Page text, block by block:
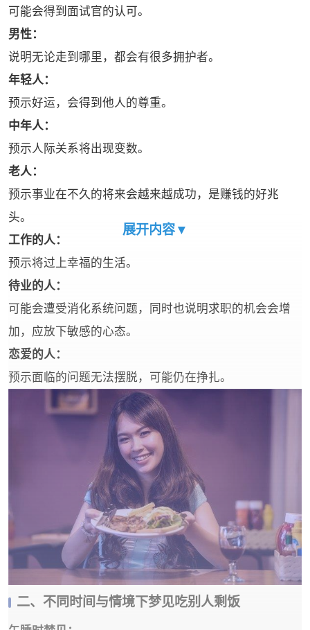
可能会得到面试官的认可。
‌男性‌：
说明无论走到哪里，都会有很多拥护者。
‌年轻人‌：
预示好运，会得到他人的尊重。
‌中年人‌：
预示人际关系将出现变数。
‌老人‌：
预示事业在不久的将来会越来越成功，是赚钱的好兆
头。
‌工作的人‌：
预示将过上幸福的生活。
‌待业的人‌：
可能会遭受消化系统问题，同时也说明求职的机会会增
加，应放下敏感的心态。
‌恋爱的人‌：
预示面临的问题无法摆脱，可能仍在挣扎。
二、不同时间与情境下梦见吃别人剩饭
展开内容▼